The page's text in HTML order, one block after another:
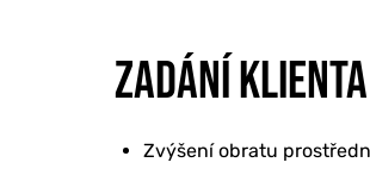
ZADÁNÍ KLIENTA
Zvýšení obratu